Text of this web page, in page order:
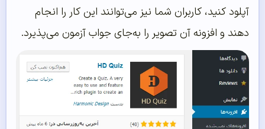
آپلود کنید، کاربران شما نیز می‌توانند این کار را انجام
دهند و افزونه آن تصویر را به‌جای جواب آزمون می‌پذیرد.